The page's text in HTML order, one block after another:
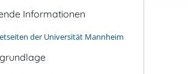
Informationen
der Universität Mannheim